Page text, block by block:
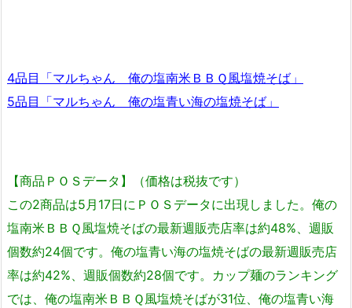
4品目「マルちゃん 俺の塩南米ＢＢＱ風塩焼そば」
5品目「マルちゃん 俺の塩青い海の塩焼そば」
【商品ＰＯＳデータ】（価格は税抜です）
この2商品は5月17日にＰＯＳデータに出現しました。俺の
塩南米ＢＢＱ風塩焼そばの最新週販売店率は約48%、週販
個数約24個です。俺の塩青い海の塩焼そばの最新週販売店
率は約42%、週販個数約28個です。カップ麺のランキング
では、俺の塩南米ＢＢＱ風塩焼そばが31位、俺の塩青い海